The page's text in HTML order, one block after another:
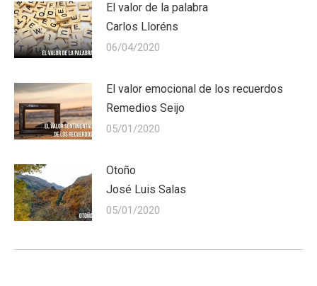
El valor de la palabra
Carlos Lloréns
06/04/2020
El valor emocional de los recuerdos
Remedios Seijo
05/01/2020
Otoño
José Luis Salas
05/01/2020